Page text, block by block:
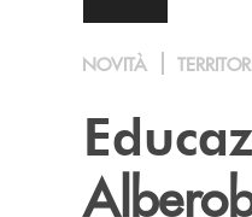
NOVITÀ